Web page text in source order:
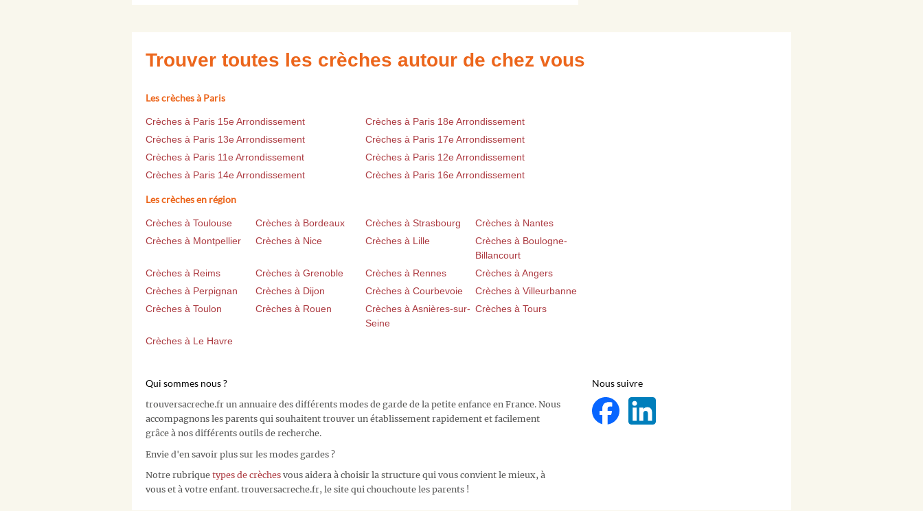
Trouver toutes les crèches autour de chez vous
Les crèches à Paris
Crèches à Paris 15e Arrondissement
Crèches à Paris 18e Arrondissement
Crèches à Paris 13e Arrondissement
Crèches à Paris 17e Arrondissement
Crèches à Paris 11e Arrondissement
Crèches à Paris 12e Arrondissement
Crèches à Paris 14e Arrondissement
Crèches à Paris 16e Arrondissement
Les crèches en région
Crèches à Toulouse Crèches à Bordeaux Crèches à Strasbourg
Crèches à Nantes
Crèches à Montpellier
Crèches à Nice Crèches à Lille
Crèches à Boulogne-
Billancourt
Crèches à Reims
Crèches à Grenoble Crèches à Rennes
Crèches à Angers
Crèches à Perpignan
Crèches à Dijon Crèches à Courbevoie
Crèches à Villeurbanne
Crèches à Toulon
Crèches à Rouen
Crèches à Asnières-sur-
Seine
Crèches à Tours
Crèches à Le Havre
Qui sommes nous ?
trouversacreche.fr un annuaire des différents modes de garde de la petite enfance en France. Nous
accompagnons les parents qui souhaitent trouver un établissement rapidement et facilement
grâce à nos différents outils de recherche.
Envie d'en savoir plus sur les modes gardes ?
Notre rubrique types de crèches vous aidera à choisir la structure qui vous convient le mieux, à
vous et à votre enfant. trouversacreche.fr, le site qui chouchoute les parents !
Nous suivre